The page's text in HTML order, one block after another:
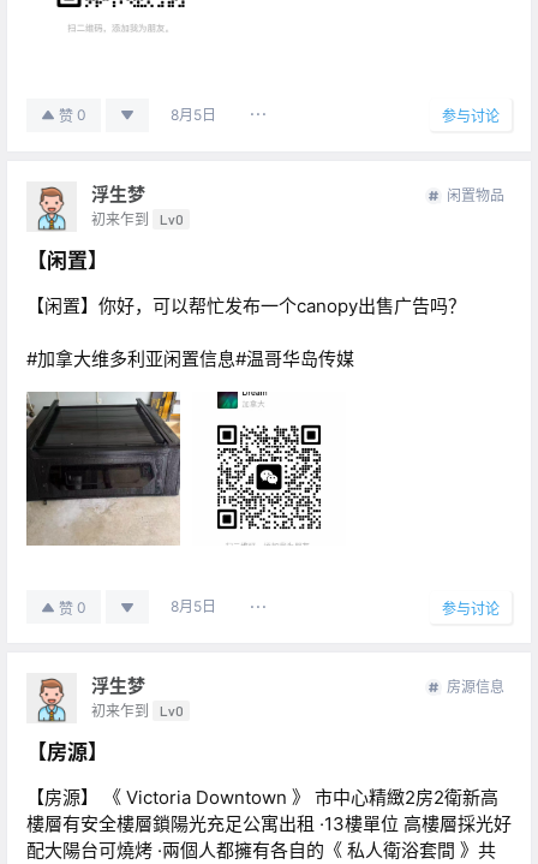
赞 0 8月5日 参与讨论
浮生梦
初来乍到 Lv0
闲置物品
【闲置】
【闲置】你好，可以帮忙发布一个canopy出售广告吗？
#加拿大维多利亚闲置信息#温哥华岛传媒
赞 0 8月5日 参与讨论
浮生梦
初来乍到 Lv0
房源信息
【房源】
【房源】 《 Victoria Downtown 》 市中心精緻2房2衛新高
樓層有安全樓層鎖陽光充足公寓出租 ·13樓單位 高樓層採光好
配大陽台可燒烤 ·兩個人都擁有各自的《 私人衛浴套間 》共